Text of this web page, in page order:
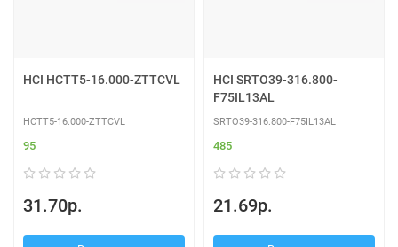
HCI HCTT5-16.000-ZTTCVL
HCTT5-16.000-ZTTCVL
95
31.70р.
HCI SRTO39-316.800-
F75IL13AL
SRTO39-316.800-F75IL13AL
485
21.69р.